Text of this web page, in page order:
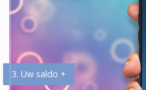
3. Uw saldo +